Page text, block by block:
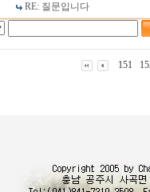
RE: 질문입니다
151